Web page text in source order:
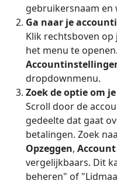
gebruikersnaam en
Ga naar je
Klik rechtsboven
het menu te
dropdownmenu.
Zoek de optie om
Scroll door de
gedeelte dat gaat
betalingen. Zoek
Opzeggen,
vergelijkbaars. Dit
beheren" of